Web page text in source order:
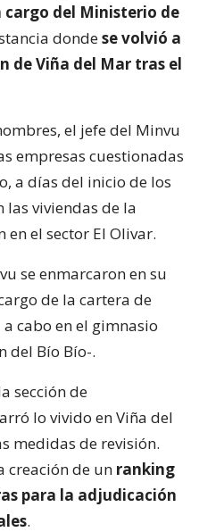
del Ministerio de
dondese volvió a
de Viña del Mar tras el
el jefe del Minvu
empresas cuestionadas
a días del inicio de los
las viviendas de la
en el sector El Olivar.
se enmarcaron en su
de la cartera de
cabo en el gimnasio
del Bío Bío-.
sección de
lo vivido en Viña del
medidas de revisión.
creación de un ranking
para la adjudicación
.